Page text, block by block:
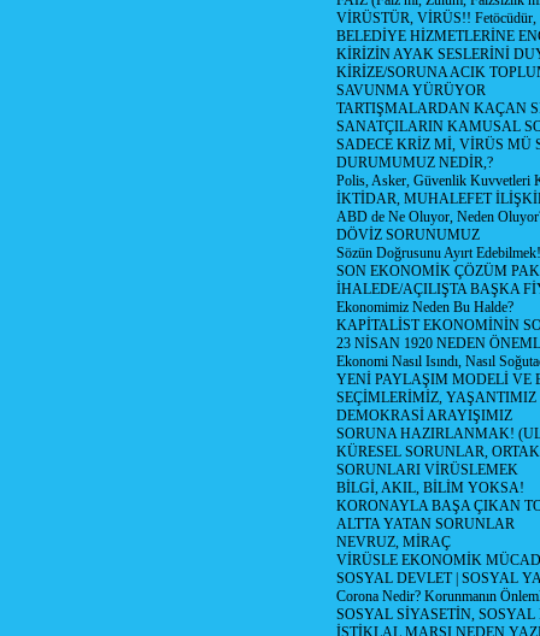
VİRÜSTÜR, VİRÜS!! Fetöcüdür,
BELEDİYE HİZMETLERİNE
KİRİZİN AYAK SESLERİNİ
KİRİZE/SORUNA ACIK
SAVUNMA YÜRÜYOR
TARTIŞMALARDAN KAÇAN
SANATÇILARIN KAMUSAL
SADECE KRİZ Mİ, VİRÜS MÜ
DURUMUMUZ NEDİR,?
Polis, Asker, Güvenlik Kuvvetleri
İKTİDAR, MUHALEFET
ABD de Ne Oluyor, Neden
DÖVİZ SORUNUMUZ
Sözün Doğrusunu Ayırt Edebilmek!
SON EKONOMİK ÇÖZÜM
İHALEDE/AÇILIŞTA BAŞKA
Ekonomimiz Neden Bu Halde?
KAPİTALİST EKONOMİNİN
23 NİSAN 1920 NEDEN
Ekonomi Nasıl Isındı, Nasıl
YENİ PAYLAŞIM MODELİ VE
SEÇİMLERİMİZ, YAŞANTIMIZ
DEMOKRASİ ARAYIŞIMIZ
SORUNA HAZIRLANMAK!
KÜRESEL SORUNLAR,
SORUNLARI VİRÜSLEMEK
BİLGİ, AKIL, BİLİM YOKSA!
KORONAYLA BAŞA ÇIKAN
ALTTA YATAN SORUNLAR
NEVRUZ, MİRAÇ
VİRÜSLE EKONOMİK
SOSYAL DEVLET | SOSYAL
Corona Nedir? Korunmanın
SOSYAL SİYASETİN,
İSTİKLAL MARŞI NEDEN